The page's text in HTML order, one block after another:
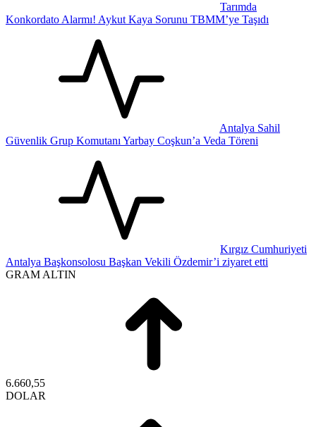
Tarımda
Konkordato Alarmı! Aykut Kaya Sorunu TBMM’ye Taşıdı
Antalya Sahil
Güvenlik Grup Komutanı Yarbay Coşkun’a Veda Töreni
Kırgız Cumhuriyeti
Antalya Başkonsolosu Başkan Vekili Özdemir’i ziyaret etti
GRAM ALTIN
6.660,55
DOLAR